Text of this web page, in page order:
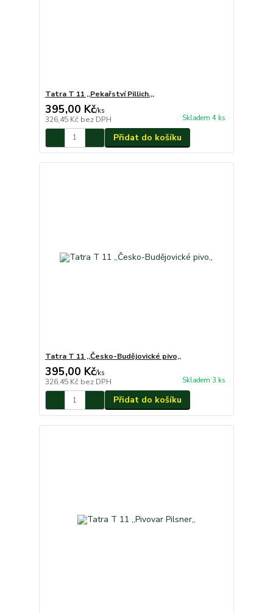
Tatra T 11 ,,Pekařství Pillich.,,
395,00 Kč/ks
326,45 Kč bez DPH Skladem 4 ks
Přidat do košíku
Tatra T 11 ,,Česko-Budějovické pivo,,
395,00 Kč/ks
326,45 Kč bez DPH Skladem 3 ks
Přidat do košíku